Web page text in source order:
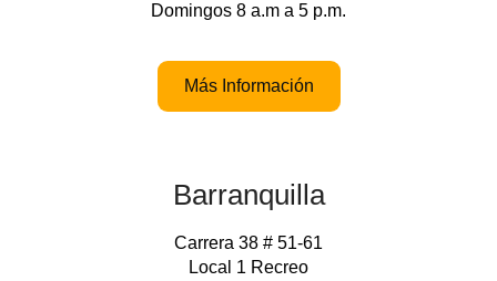
Domingos 8 a.m a 5 p.m.
Más Información
Barranquilla
Carrera 38 # 51-61
Local 1 Recreo